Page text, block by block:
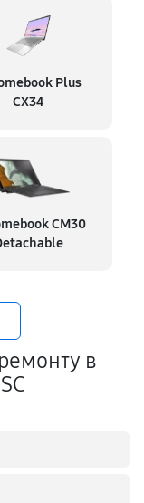
Plus
CX34
CM30
в